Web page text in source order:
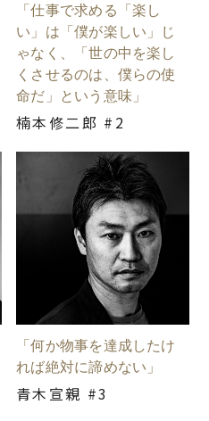
「仕事で求める「楽し
い」は「僕が楽しい」じ
ゃなく、「世の中を楽し
くさせるのは、僕らの使
命だ」という意味」
楠本修二郎 #2
「何か物事を達成したけ
れば絶対に諦めない」
青木宣親 #3